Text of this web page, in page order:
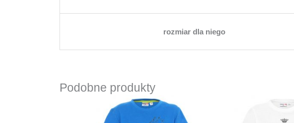
rozmiar dla niego
Podobne produkty